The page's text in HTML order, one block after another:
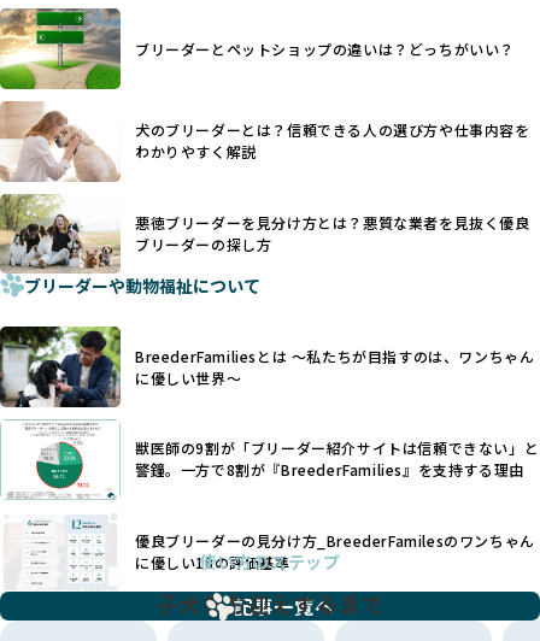
さらに、書類審査のみで掲載が許可されるサイトが多く、実
際の飼育環境やブリーダーの姿勢が見えにくい点も課題で
す。こうしたサイトでは、ブリーダーが記載する情報が主で
あり、実際の現場や日々のケアの状況がわからないため、営
利優先の「悪徳ブリーダー」が含まれるリスクが高まりま
す。
BreederFamiliesでは、ワンちゃんを大切にする「優良ブリ
ーダー」のみを紹介するために、法令を超えた独自の基準を
設け、ブリーダーの理念や飼育環境の厳格なチェックを行っ
ています。
一部の営利優先のブリーディングでは、母犬の出産負担を考
えずに大量繁殖が行われ、親犬が心身ともに疲弊するケース
が見られます。さらに、コストカットのために食事を減らし
たり、栄養のない食事を与える、適切な健康管理が行われな
いなど、ワンちゃんの健康と福祉が犠牲にされることも少な
くありません。
また、健康リスクが予測しづらいミックス犬の繁殖や、愛情
が行き届かない多頭飼育等も問題です。これらのブリーディ
ング手法は、ワンちゃんの福祉を無視し、利益のみを追求す
るブリーダーによるものが多く、消費者にとっても深刻な課
題となっています。
BreederFamiliesでは、こうしたワンちゃんに優しくないブ
リーディングをなくすため、すべてのワンちゃんを家族のよ
うに大切に飼育・繁殖を行っている「優良ブリーダー」のみ
ヨーロッパ諸国ではこうした処置が禁止されている一方で、
日本ではいまだ行われる場合があります。
優良ブリーダーは動物福祉を優先し、ワンちゃんの自然な姿
を大切にするため断尾・断耳を行いません。
一方、営利優先ブリーダーでは「見た目が良く売れやすい」
ことを理由に断尾や断耳を行うことがあり、中には麻酔なし
で処置するケースも見受けられます。
「耳やしっぽを切らない」詳細はこちら
犬種ごとに異なる健康リスクや育て方のポイントを理解し、
適切に対応するためには、深い知識と豊富な経験が欠かせま
せん。現在、犬種は200種類以上あり、それぞれに特有の健康
たとえば、パグは呼吸器系のトラブルを抱えやすく、ラブラ
ドール・レトリバーには股関節形成不全への注意が必要で
す。このような犬種ごとの違いを熟知し、適切なケアを提供
できるかどうかは、ブリーダーの専門性に大きく関わりま
す。
優良ブリーダーは、少数の犬種（一般的に3種以内）に絞って
繁殖を行い、各犬種の特徴を熟知しています。これにより、
犬種ごとの健康管理や繁殖において質の高いケアを提供する
ことが可能です。
一方、営利優先ブリーダーは流行や需要に応じて扱う犬種を
増やす傾向があり、犬種ごとに異なる健康問題や適切な育成
環境を十分に考慮しない場合があります。こうしたブリーダ
ブリーダーとペットショップの違いは？どっちがいい？
犬のブリーダーとは？信頼できる人の選び方や仕事内容を
わかりやすく解説
悪徳ブリーダーを見分け方とは？悪質な業者を見抜く優良
ブリーダーの探し方
ブリーダーや動物福祉について
BreederFamiliesとは 〜私たちが目指すのは、ワンちゃん
に優しい世界〜
獣医師の9割が「ブリーダー紹介サイトは信頼できない」と
警鐘。一方で8割が『BreederFamilies』を支持する理由
優良ブリーダーの見分け方_BreederFamilesのワンちゃん
に優しい18の評価基準
記事一覧へ
使い方のステップ
子犬をお迎えするまで